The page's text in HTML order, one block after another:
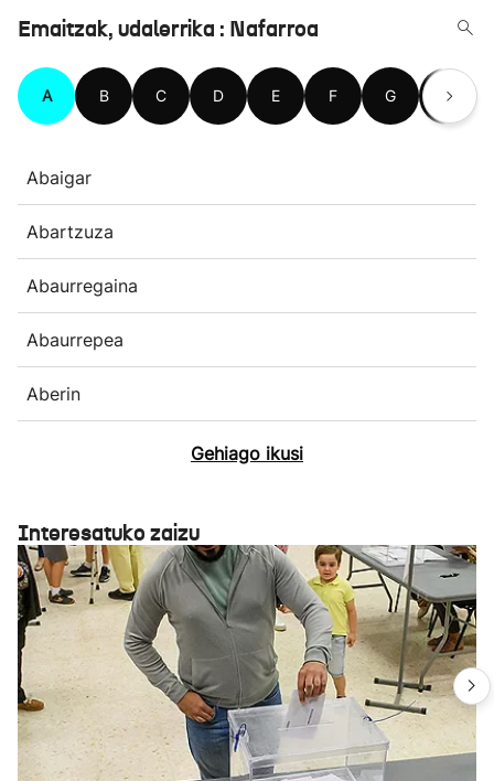
Emaitzak, udalerrika : Nafarroa
A B C D E F G H
Abaigar
Abartzuza
Abaurregaina
Abaurrepea
Aberin
Gehiago ikusi
Interesatuko zaizu